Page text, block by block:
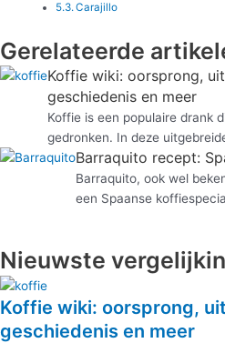
Carajillo
Gerelateerde
Koffie wiki: oorsprong,
geschiedenis en meer
Koffie is een populaire drank
gedronken. In deze
Barraquito recept:
Barraquito, ook wel
een Spaanse
Nieuwste
Koffie wiki: oorsprong,
geschiedenis en meer